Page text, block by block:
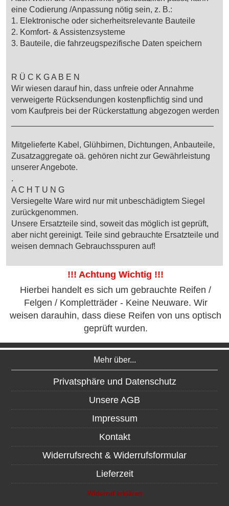
eine Codierung /Anpassung nötig sein, z. B.:
1. Elektronische oder sicherheitsrelevante Bauteile
2. Komfort- & Assistenzsysteme
3. Bauteile, die fahrzeugspezifische Daten speichern
R Ü C K G A B E N
Wir wiesen darauf hin, dass unfreie oder Annahme
verweigerte Rücksendungen kostenpflichtig sind und
vom Kaufpreis bei der Rückerstattung abgezogen werden
Mitgelieferte Kabel, Glühbirnen, Dichtungen, Anbauteile,
Zusatzaggregate oä. gehören nicht zur Gewährleistung
unserer Angebote.
.
A C H T U N G
Versiegelte Ware wird nur mit unbeschädigtem Siegel
zurückgenommen.
Unsere Ersatzteile sind, soweit das möglich ist geprüft,
aber nicht gereinigt. Teile sind gebrauchte Ersatzteile und
weisen demnach Gebrauchsspuren auf!
!!! Achtung Wichtig !!!
Hierbei handelt es sich um gebrauchte Reifen /
Felgen / Kompletträder - Keine Neuware. Wir
weisen darauhin, dass diese Reifen von uns optisch
geprüft wurden.
Mehr über...
Privatsphäre und Datenschutz
Unsere AGB
Impressum
Kontakt
Widerrufsrecht & Widerrufsformular
Lieferzeit
Widerruf erklären